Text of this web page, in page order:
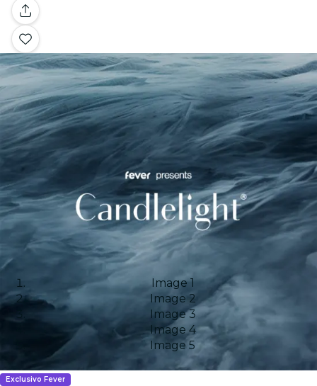
Galería
Image 1
Image 2
Image 3
Image 4
Image 5
Exclusivo Fever